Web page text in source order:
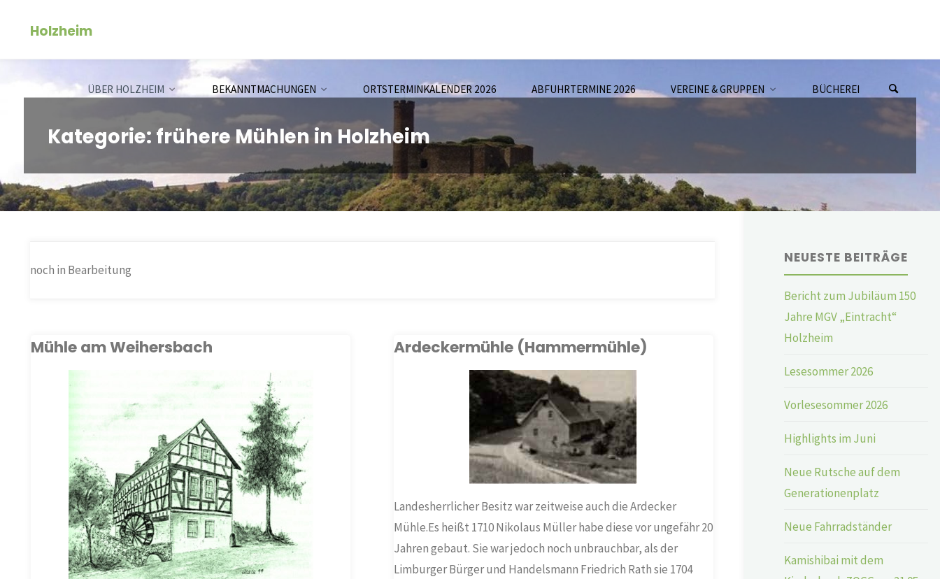
Holzheim
ÜBER HOLZHEIM BEKANNTMACHUNGEN ORTSTERMINKALENDER 2026 ABFUHRTERMINE 2026 VEREINE & GRUPPEN BÜCHEREI
Kategorie: frühere Mühlen in Holzheim
noch in Bearbeitung
Mühle am Weihersbach Ardeckermühle (Hammermühle)
Landesherrlicher Besitz war zeitweise auch die Ardecker
Mühle.Es heißt 1710 Nikolaus Müller habe diese vor ungefähr 20
Jahren gebaut. Sie war jedoch noch unbrauchbar, als der
Limburger Bürger und Handelsmann Friedrich Rath sie 1704
NEUESTE BEITRÄGE
Bericht zum Jubiläum 150
Jahre MGV „Eintracht“
Holzheim
Lesesommer 2026
Vorlesesommer 2026
Highlights im Juni
Neue Rutsche auf dem
Generationenplatz
Neue Fahrradständer
Kamishibai mit dem